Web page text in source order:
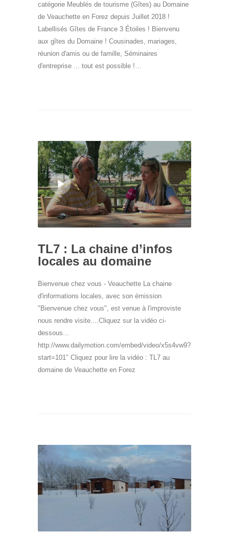
catégorie Meublés de tourisme (Gîtes) au Domaine
de Veauchette en Forez depuis Juillet 2018 !
Labellisés Gîtes de France 3 Étoiles ! Bienvenu
aux gîtes du Domaine ! Cousinades, mariages,
réunion d'amis ou de famille, Séminaires
d'entreprise ... tout est possible !…
TL7 : La chaine d’infos
locales au domaine
Bienvenue chez vous - Veauchette La chaine
d'informations locales, avec son émission
"Bienvenue chez vous", est venue à l'improviste
nous rendre visite....Cliquez sur la vidéo ci-
dessous...
http://www.dailymotion.com/embed/video/x5s4vw9?
start=101″ Cliquez pour lire la vidéo : TL7 au
domaine de Veauchette en Forez